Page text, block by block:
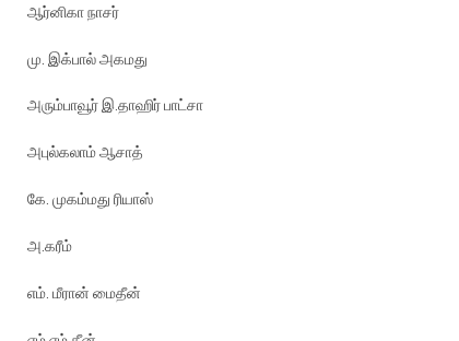
ஆர்னிகா நாசர்
மு. இக்பால் அகமது
அரும்பாவூர் இ.தாஹிர் பாட்சா
அபுல்கலாம் ஆசாத்
கே. முகம்மது ரியாஸ்
அ.கரீம்
எம். மீரான் மைதீன்